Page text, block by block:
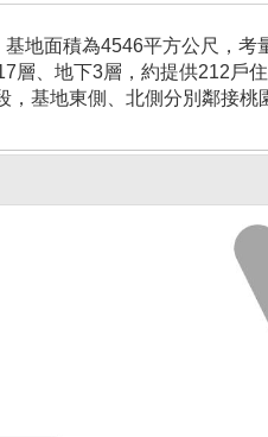
地面積為4546平方公尺，考
、地下3層，約提供212戶住
基地東側、北側分別鄰接